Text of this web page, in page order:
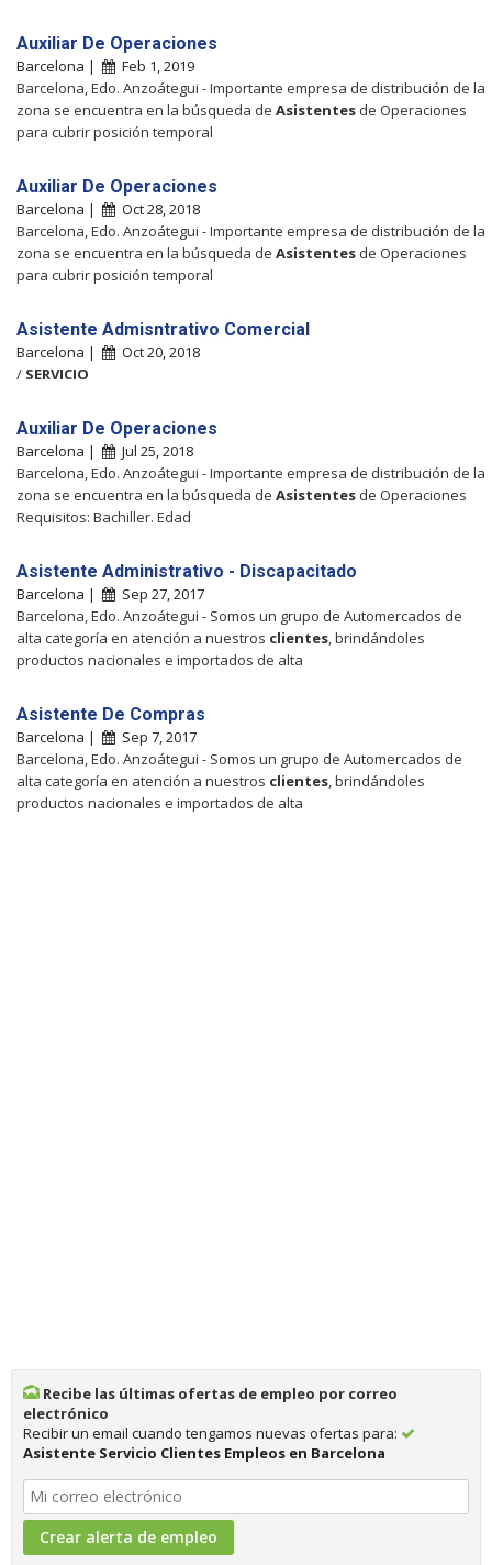
Auxiliar De Operaciones
Barcelona |
Feb 1, 2019
Barcelona, Edo. Anzoátegui - Importante empresa de distribución de la
zona se encuentra en la búsqueda de Asistentes de Operaciones
para cubrir posición temporal
Auxiliar De Operaciones
Barcelona |
Oct 28, 2018
Barcelona, Edo. Anzoátegui - Importante empresa de distribución de la
zona se encuentra en la búsqueda de Asistentes de Operaciones
para cubrir posición temporal
Asistente Admisntrativo Comercial
Barcelona |
Oct 20, 2018
/ SERVICIO
Auxiliar De Operaciones
Barcelona |
Jul 25, 2018
Barcelona, Edo. Anzoátegui - Importante empresa de distribución de la
zona se encuentra en la búsqueda de Asistentes de Operaciones
Requisitos: Bachiller. Edad
Asistente Administrativo - Discapacitado
Barcelona |
Sep 27, 2017
Barcelona, Edo. Anzoátegui - Somos un grupo de Automercados de
alta categoría en atención a nuestros clientes , brindándoles
productos nacionales e importados de alta
Asistente De Compras
Barcelona |
Sep 7, 2017
Barcelona, Edo. Anzoátegui - Somos un grupo de Automercados de
alta categoría en atención a nuestros clientes , brindándoles
productos nacionales e importados de alta
Recibe las últimas ofertas de empleo por correo
electrónico
Recibir un email cuando tengamos nuevas ofertas para:
Asistente Servicio Clientes Empleos en Barcelona